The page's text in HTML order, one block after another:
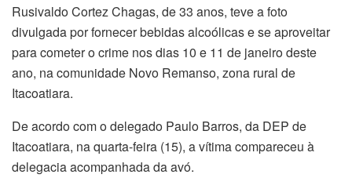
Rusivaldo Cortez Chagas, de 33 anos, teve a foto
divulgada por fornecer bebidas alcoólicas e se aproveitar
para cometer o crime nos dias 10 e 11 de janeiro deste
ano, na comunidade Novo Remanso, zona rural de
Itacoatiara.
De acordo com o delegado Paulo Barros, da DEP de
Itacoatiara, na quarta-feira (15), a vítima compareceu à
delegacia acompanhada da avó.